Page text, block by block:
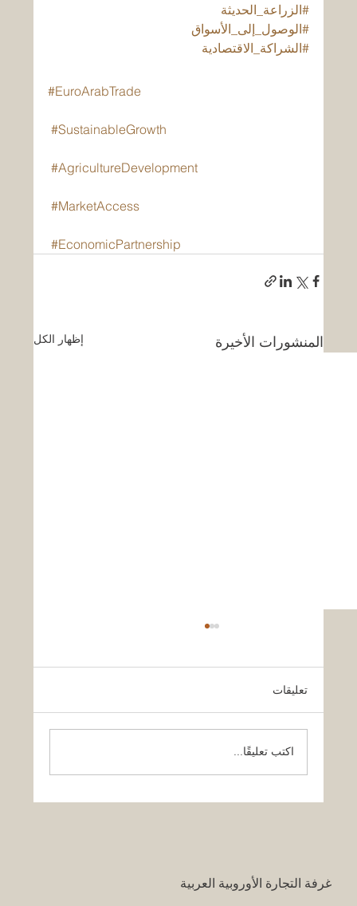
#الزراعة_الحديثة
#الوصول_إلى_الأسواق
#الشراكة_الاقتصادية
#EuroArabTrade
#SustainableGrowth
#AgricultureDevelopment
#MarketAccess
#EconomicPartnership
المنشورات الأخيرة إظهار الكل
تعليقات
اكتب تعليقًا...
غرفة التجارة الأوروبية العربية